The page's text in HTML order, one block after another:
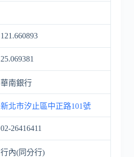
121.660893
25.069381
華南銀行
新北市汐止區中正路101號
02-26416411
行內(同分行)